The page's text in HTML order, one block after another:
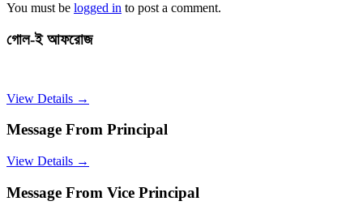
You must be logged in to post a comment.
গোল-ই আফরোজ
View Details →
Message From Principal
View Details →
Message From Vice Principal